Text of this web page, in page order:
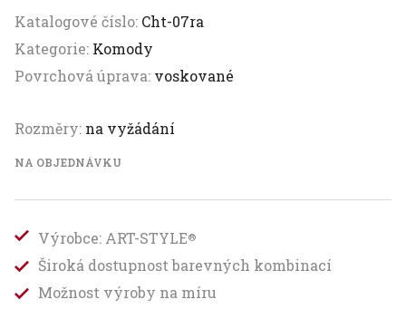
Katalogové číslo: Cht-07ra
Kategorie: Komody
Povrchová úprava: voskované
Rozměry: na vyžádání
NA OBJEDNÁVKU
Výrobce: ART-STYLE®
Široká dostupnost barevných kombinací
Možnost výroby na míru